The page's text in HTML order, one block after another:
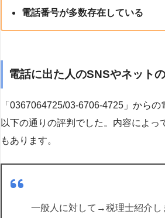
電話番号が多数存在している
電話に出た人のSNSやネット
「0367064725/03-6706-4725」から
以下の通りの評判でした。内容によっ
もあります。
一般人に対して→税理士紹介し